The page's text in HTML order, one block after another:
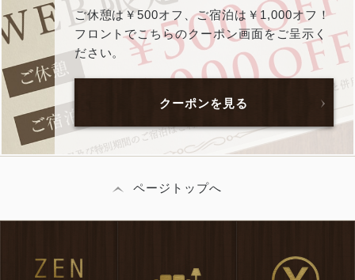
ご休憩は￥500オフ、ご宿泊は￥1,000オフ！
フロントでこちらのクーポン画面をご呈示く
ださい。
クーポンを見る
ページトップへ